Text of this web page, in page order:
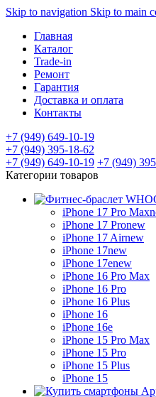
Skip to navigation Skip to main
Главная
Каталог
Trade-in
Ремонт
Гарантия
Доставка и оплата
Контакты
+7 (949) 649-10-19
+7 (949) 395-18-62
+7 (949) 649-10-19 +7 (949)
Категории товаров
iPhone 17 Pro Max
iPhone 17 Pronew
iPhone 17 Airnew
iPhone 17new
iPhone 17enew
iPhone 16 Pro Max
iPhone 16 Pro
iPhone 16 Plus
iPhone 16
iPhone 16e
iPhone 15 Pro Max
iPhone 15 Pro
iPhone 15 Plus
iPhone 15